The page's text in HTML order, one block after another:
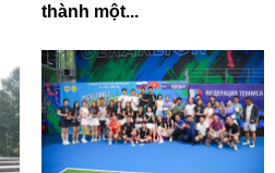
thành một...